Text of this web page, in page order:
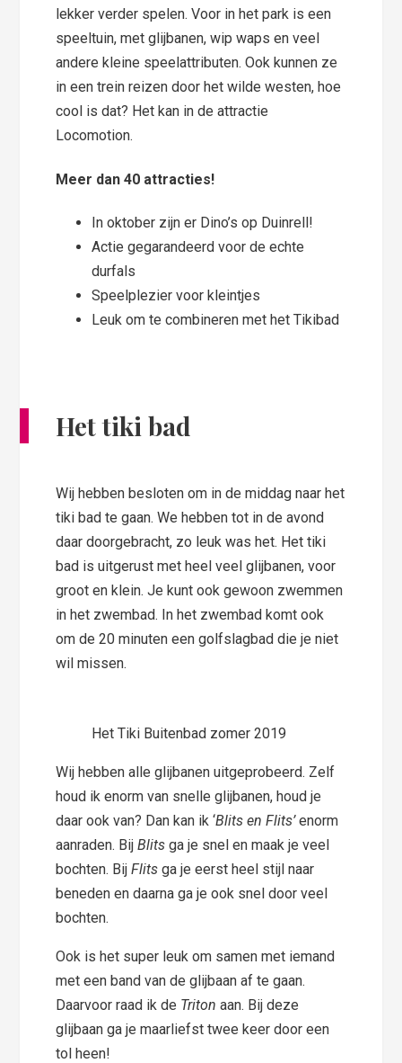
lekker verder spelen. Voor in het park is een
speeltuin, met glijbanen, wip waps en veel
andere kleine speelattributen. Ook kunnen ze
in een trein reizen door het wilde westen, hoe
cool is dat? Het kan in de attractie
Locomotion.
Meer dan 40 attracties!
In oktober zijn er Dino’s op Duinrell!
Actie gegarandeerd voor de echte
durfals
Speelplezier voor kleintjes
Leuk om te combineren met het Tikibad
Het tiki bad
Wij hebben besloten om in de middag naar het
tiki bad te gaan. We hebben tot in de avond
daar doorgebracht, zo leuk was het. Het tiki
bad is uitgerust met heel veel glijbanen, voor
groot en klein. Je kunt ook gewoon zwemmen
in het zwembad. In het zwembad komt ook
om de 20 minuten een golfslagbad die je niet
wil missen.
Het Tiki Buitenbad zomer 2019
Wij hebben alle glijbanen uitgeprobeerd. Zelf
houd ik enorm van snelle glijbanen, houd je
daar ook van? Dan kan ik ‘Blits en Flits’enorm
aanraden. BijBlits ga je snel en maak je veel
bochten. BijFlits ga je eerst heel stijl naar
beneden en daarna ga je ook snel door veel
bochten.
Ook is het super leuk om samen met iemand
met een band van de glijbaan af te gaan.
Daarvoor raad ik de Triton aan. Bij deze
glijbaan ga je maarliefst twee keer door een
tol heen!